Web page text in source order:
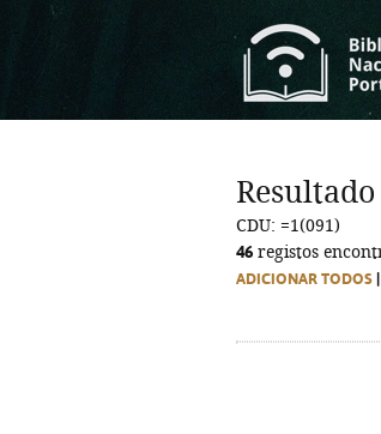
CDU: =1(091)
46 registos
ADICIONAR TODOS